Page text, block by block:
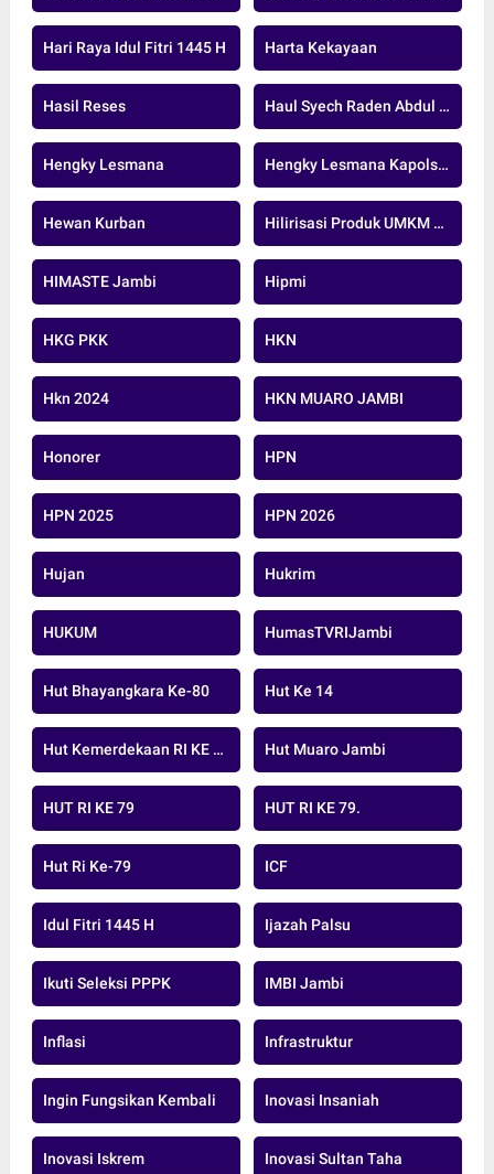
Hari Raya Idul Fitri 1445 H Harta Kekayaan
Hasil Reses Haul Syech Raden Abdul Syafi
Hengky Lesmana Hengky Lesmana Kapolsek
Hewan Kurban Hilirisasi Produk UMKM Sawit
HIMASTE Jambi Hipmi
HKG PKK HKN
Hkn 2024 HKN MUARO JAMBI
Honorer HPN
HPN 2025 HPN 2026
Hujan Hukrim
HUKUM HumasTVRIJambi
Hut Bhayangkara Ke-80 Hut Ke 14
Hut Kemerdekaan RI KE 79 TAHUN 20224 Hut Muaro Jambi
HUT RI KE 79 HUT RI KE 79.
Hut Ri Ke-79 ICF
Idul Fitri 1445 H Ijazah Palsu
Ikuti Seleksi PPPK IMBI Jambi
Inflasi Infrastruktur
Ingin Fungsikan Kembali Inovasi Insaniah
Inovasi Iskrem Inovasi Sultan Taha